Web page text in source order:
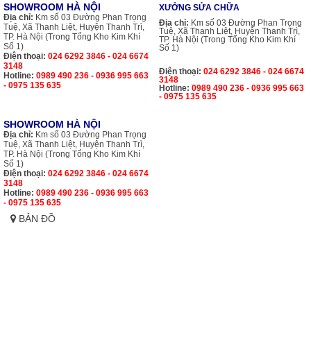
SHOWROOM HÀ NỘI
Địa chỉ: Km số 03 Đường Phan Trọng
Tuệ, Xã Thanh Liệt, Huyện Thanh Trì,
TP. Hà Nội (Trong Tổng Kho Kim Khí
Số 1)
Điện thoại: 024 6292 3846 - 024 6674
3148
Hotline: 0989 490 236 - 0936 995 663
- 0975 135 635
XƯỞNG SỬA CHỮA
Địa chỉ: Km số 03 Đường Phan Trọng
Tuệ, Xã Thanh Liệt, Huyện Thanh Trì,
TP. Hà Nội (Trong Tổng Kho Kim Khí
Số 1)
Điện thoại: 024 6292 3846 - 024 6674
3148
Hotline: 0989 490 236 - 0936 995 663
- 0975 135 635
SHOWROOM HÀ NỘI
Địa chỉ: Km số 03 Đường Phan Trọng
Tuệ, Xã Thanh Liệt, Huyện Thanh Trì,
TP. Hà Nội (Trong Tổng Kho Kim Khí
Số 1)
Điện thoại: 024 6292 3846 - 024 6674
3148
Hotline: 0989 490 236 - 0936 995 663
- 0975 135 635
BẢN ĐỒ